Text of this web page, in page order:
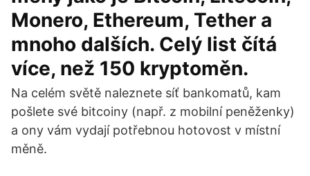
Monero, Ethereum, Tether a
mnoho dalších. Celý list čítá
více, než 150 kryptoměn.
Na celém světě naleznete síť bankomatů, kam
pošlete své bitcoiny (např. z mobilní peněženky)
a ony vám vydají potřebnou hotovost v místní
měně.